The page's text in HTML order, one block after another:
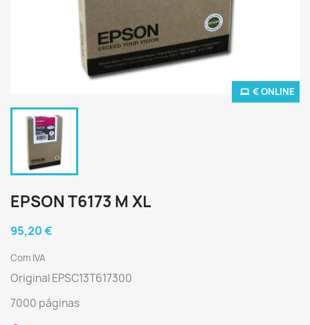
€ ONLINE
EPSON T6173 M XL
95,20 €
Com IVA
Original EPSC13T617300
7000 páginas